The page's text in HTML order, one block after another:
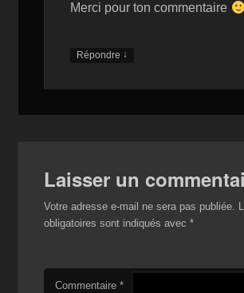
Merci pour ton commentaire
Répondre ↓
Laisser un
Votre adresse e-mail ne sera pas publiée.
obligatoires sont indiqués avec*
Commentaire*